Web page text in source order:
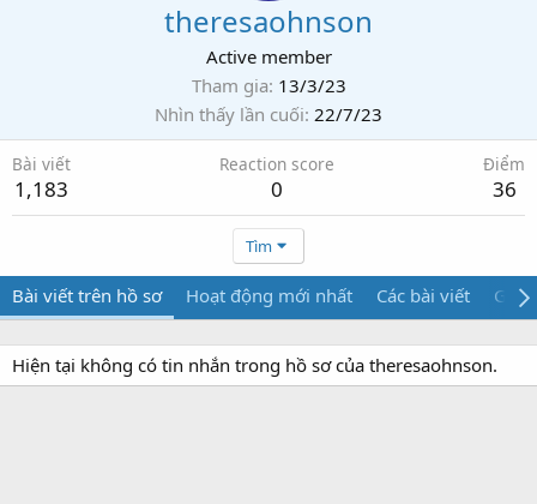
theresaohnson
Active member
Tham gia 13/3/23
Nhìn thấy lần cuối 22/7/23
Bài viết
1,183
Reaction score
0
Điểm
36
Tìm
Bài viết trên hồ sơ Hoạt động mới nhất Các bài viết Giới
Hiện tại không có tin nhắn trong hồ sơ của theresaohnson.